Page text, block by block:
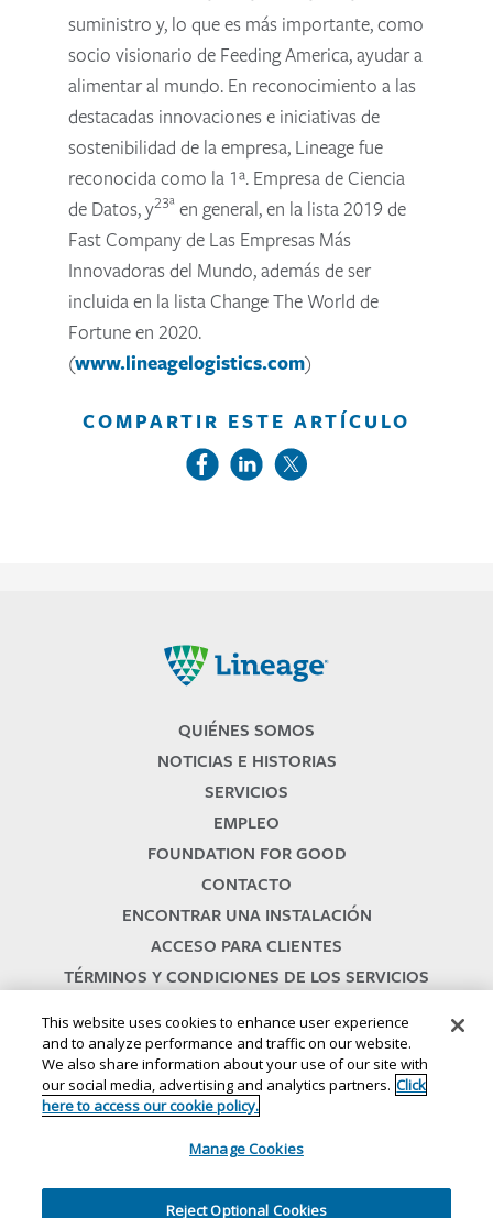
suministro y, lo que es más importante, como
socio visionario de Feeding America, ayudar a
alimentar al mundo. En reconocimiento a las
destacadas innovaciones e iniciativas de
sostenibilidad de la empresa, Lineage fue
reconocida como la 1ª. Empresa de Ciencia
de Datos, y23ª en general, en la lista 2019 de
Fast Company de Las Empresas Más
Innovadoras del Mundo, además de ser
incluida en la lista Change The World de
Fortune en 2020.
(www.lineagelogistics.com)
COMPARTIR ESTE ARTÍCULO
QUIÉNES SOMOS
NOTICIAS E HISTORIAS
SERVICIOS
EMPLEO
FOUNDATION FOR GOOD
CONTACTO
ENCONTRAR UNA INSTALACIÓN
ACCESO PARA CLIENTES
TÉRMINOS Y CONDICIONES DE LOS SERVICIOS
.800.678.7271
This website uses cookies to enhance user experience
and to analyze performance and traffic on our website.
We also share information about your use of our site with
our social media, advertising and analytics partners. Click
here to access our cookie policy.
Manage Cookies
Reject Optional Cookies